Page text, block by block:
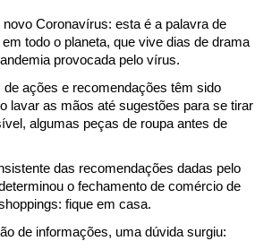
novo Coronavírus: esta é a palavra de
todo o planeta, que vive dias de drama
provocada pelo vírus.
de ações e recomendações têm sido
lavar as mãos até sugestões para se tirar
algumas peças de roupa antes de
das recomendações dadas pelo
o fechamento de comércio de
fique em casa.
de informações, uma dúvida surgiu: